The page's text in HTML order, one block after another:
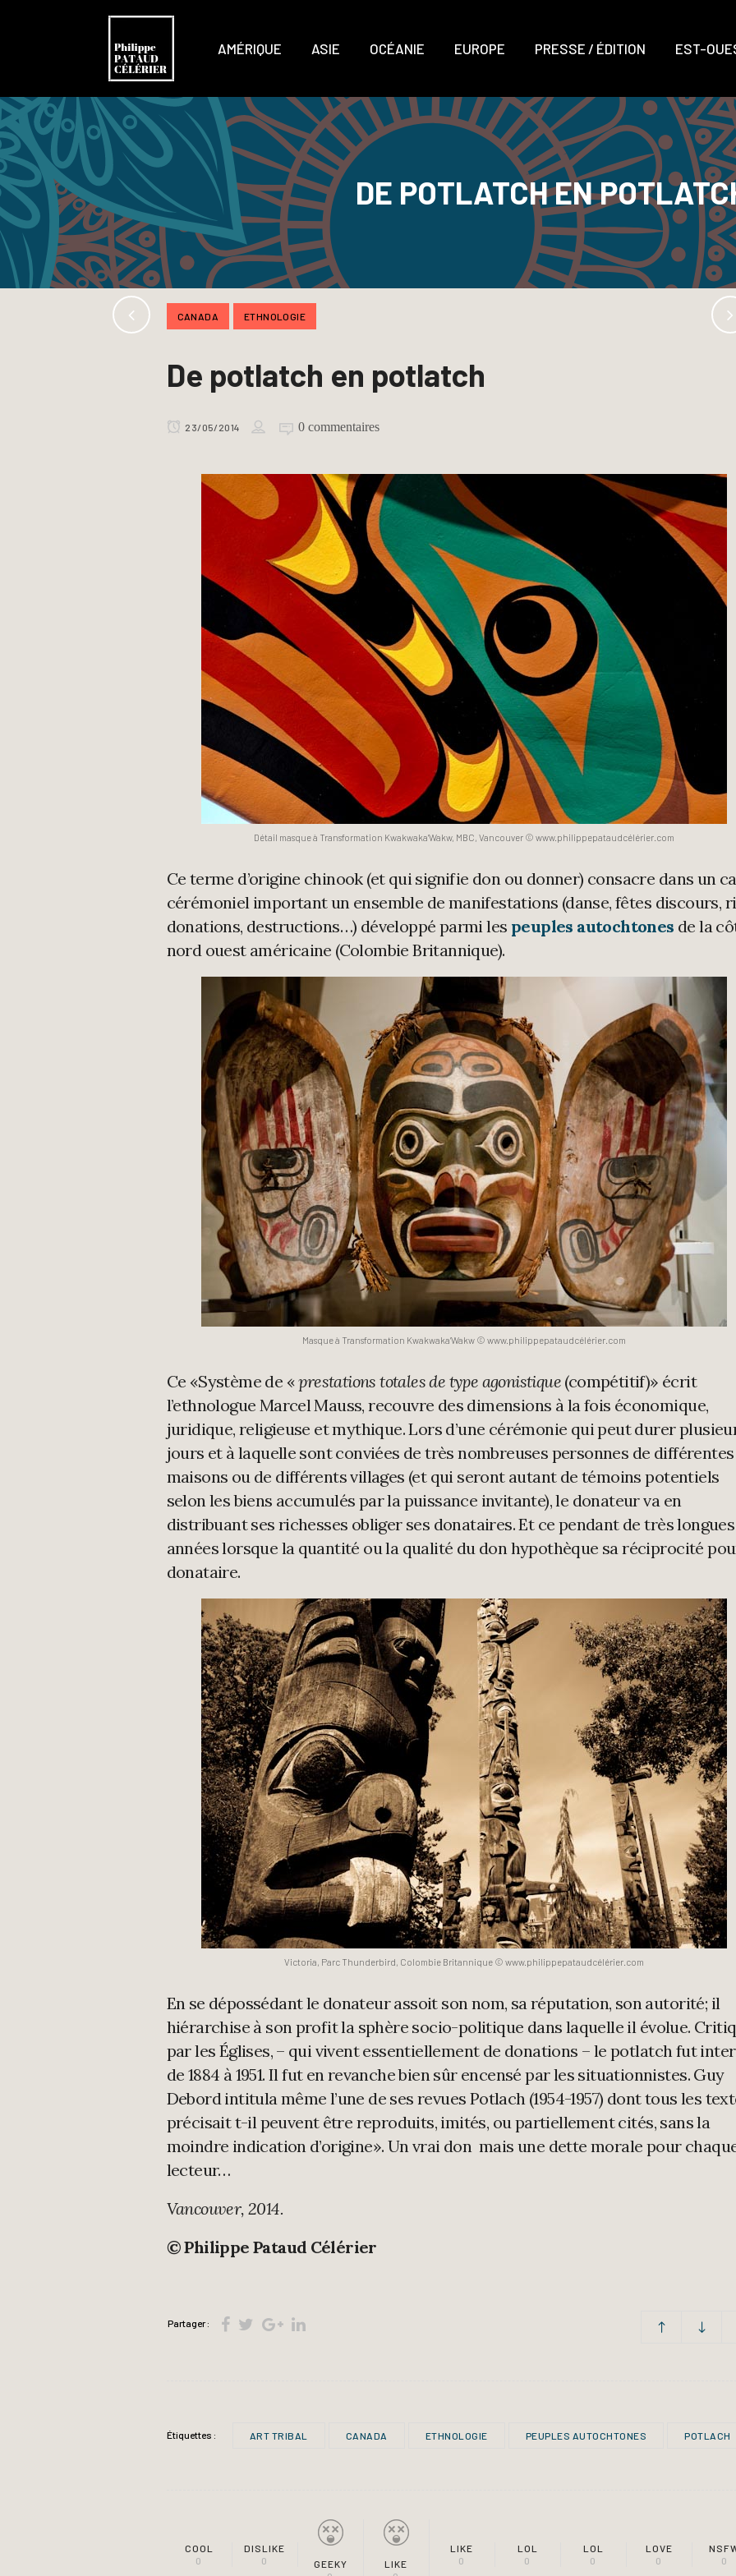
AMÉRIQUE ASIE OCÉANIE EUROPE PRESSE / ÉDITION EST-
DE POTLATCH EN
CANADA ETHNOLOGIE
De potlatch en potlatch
23/05/2014 0 commentaires
Détail masque à Transformation Kwakwaka’Wakw, MBC, Vancouver © www.philippepataudcélérier.com
Ce terme d’origine chinook (et qui signifie don ou donner) consacre dans un
cérémoniel important un ensemble de manifestations (danse, fêtes discours,
donations, destructions…) développé parmi les peuples autochtones de la
nord ouest américaine (Colombie Britannique).
Masque à Transformation Kwakwaka’Wakw © www.philippepataudcélérier.com
Ce «Système de «prestations totales de type agonistique (compétitif)» écrit
l’ethnologue Marcel Mauss, recouvre des dimensions à la fois économique,
juridique, religieuse et mythique. Lors d’une cérémonie qui peut durer
jours et à laquelle sont conviées de très nombreuses personnes de différentes
maisons ou de différents villages (et qui seront autant de témoins potentiels
selon les biens accumulés par la puissance invitante), le donateur va en
distribuant ses richesses obliger ses donataires. Et ce pendant de très longues
années lorsque la quantité ou la qualité du don hypothèque sa réciprocité
donataire.
Victoria, Parc Thunderbird, Colombie Britannique © www.philippepataudcélérier.com
En se dépossédant le donateur assoit son nom, sa réputation, son autorité; il
hiérarchise à son profit la sphère socio-politique dans laquelle il évolue.
par les Églises, – qui vivent essentiellement de donations – le potlatch fut
de 1884 à 1951. Il fut en revanche bien sûr encensé par les situationnistes. Guy
Debord intitula même l’une de ses revues Potlach (1954-1957) dont tous les
précisait t-il peuvent être reproduits, imités, ou partiellement cités, sans la
moindre indication d’origine». Un vrai don mais une dette morale pour
lecteur…
Vancouver, 2014.
© Philippe Pataud Célérier
Partager :
Étiquettes : ART TRIBAL CANADA ETHNOLOGIE PEUPLES AUTOCHTONES POTLACH
COOL
0
DISLIKE
0
GEEKY
LIKE
LIKE
0
LOL
0
LOL
0
LOVE
0
0